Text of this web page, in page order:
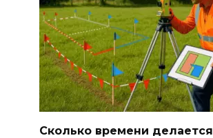
Сколько времени делается